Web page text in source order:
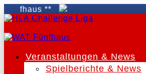
**
Veranstaltungen & News
Spielberichte & News